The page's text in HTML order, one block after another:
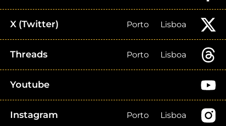
X (Twitter) Porto Lisboa
Threads Porto Lisboa
Youtube
Instagram Porto Lisboa